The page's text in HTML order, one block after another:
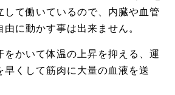
して働いているので、内臓や血管
に動かす事は出来ません。
をかいて体温の上昇を抑える、運
早くして筋肉に大量の血液を送